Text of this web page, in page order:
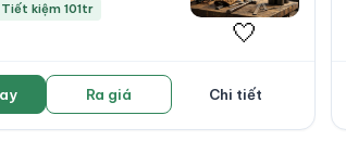
Tiết kiệm 101tr
🤍
Ra giá Chi tiết